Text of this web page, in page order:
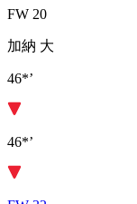
FW 20
加納 大
46*’
46*’